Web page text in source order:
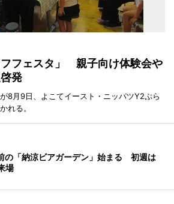
フェスタ」 親子向け体験会や
発
8月9日、よこてイースト・ニッパツY2ぷら
れる。
の「納涼ビアガーデン」始まる 初週は
場